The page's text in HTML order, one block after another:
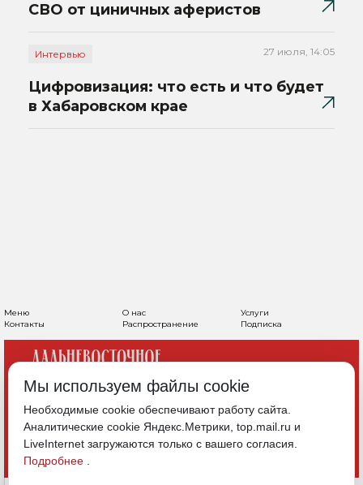
СВО от циничных аферистов
Интервью 27 июля, 14:05
Цифровизация: что есть и что будет
в Хабаровском крае
Меню О нас
Услуги
Контакты
Распространение Подписка
Мы используем файлы cookie
Необходимые cookie обеспечивают работу сайта.
Аналитические cookie Яндекс.Метрики, top.mail.ru и
LiveInternet загружаются только с вашего согласия.
Подробнее